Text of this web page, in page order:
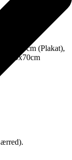
40x50cm (Plakat),
50x70cm